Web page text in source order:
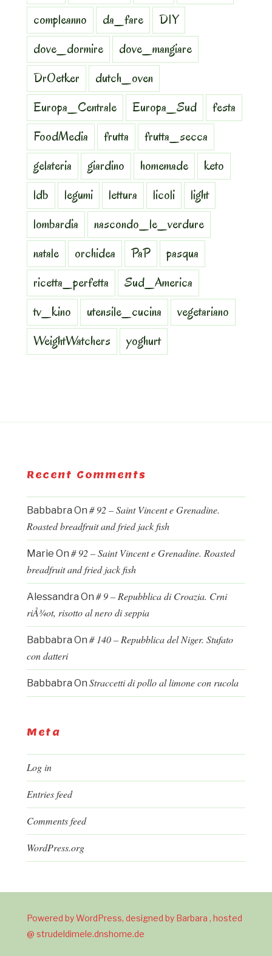
compleanno
da_fare
DIY
dove_dormire
dove_mangiare
DrOetker
dutch_oven
Europa_Centrale
Europa_Sud
festa
FoodMedia
frutta
frutta_secca
gelateria
giardino homemade
keto
ldb
legumi lettura licoli
light
lombardia
nascondo_le_verdure
natale
orchidea PaP
pasqua
ricetta_perfetta
Sud_America
tv_kino
utensile_cucina
vegetariano
WeightWatchers
yoghurt
Recent Comments
Babbabra On # 92 – Saint Vincent e Grenadine.
Roasted breadfruit and fried jack fish
Marie On # 92 – Saint Vincent e Grenadine. Roasted
breadfruit and fried jack fish
Alessandra On # 9 – Repubblica di Croazia. Crni
riÅ¾ot, risotto al nero di seppia
Babbabra On # 140 – Repubblica del Niger. Stufato
con datteri
Babbabra On Straccetti di pollo al limone con rucola
Meta
Log in
Entries feed
Comments feed
WordPress.org
Powered by WordPress, designed by Barbara , hosted
@ strudeldimele.dnshome.de